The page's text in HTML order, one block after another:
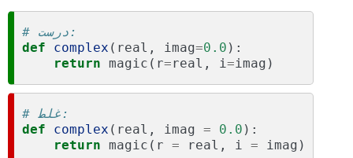
# درست:
def
complex ( real , imag=0.0 ):
return magic ( r=real , i=imag )
# غلط:
def
complex ( real , imag = 0.0 ):
return magic ( r = real , i = imag )